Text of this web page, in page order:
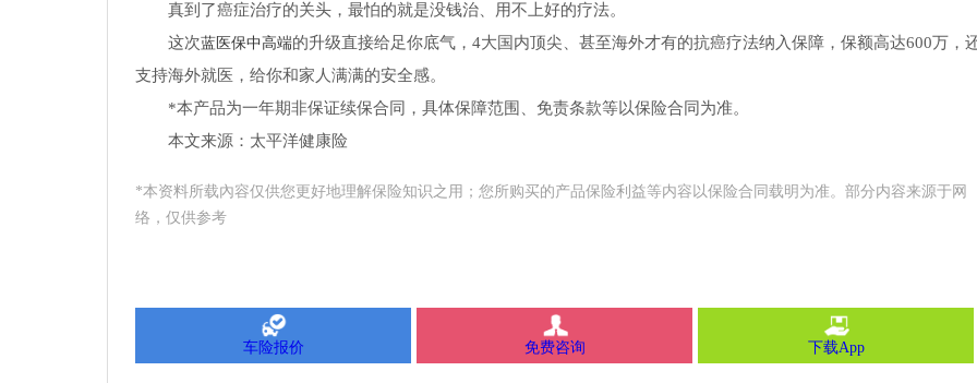
真到了癌症治疗的关头，最怕的就是没钱治、用不上好的疗法。
这次蓝医保中高端的升级直接给足你底气，4大国内顶尖、甚至海外才有的抗癌疗法纳入保障，保额高达600万，
支持海外就医，给你和家人满满的安全感。
*本产品为一年期非保证续保合同，具体保障范围、免责条款等以保险合同为准。
本文来源：太平洋健康险
*本资料所载內容仅供您更好地理解保险知识之用；您所购买的产品保险利益等内容以保险合同载明为准。部分内容来源于网
络，仅供参考
车险报价 免费咨询 下载App